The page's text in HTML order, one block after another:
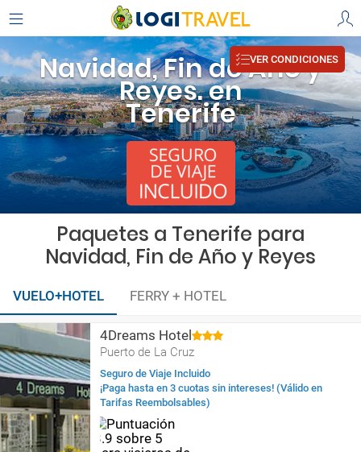
Navidad, Fin de Año y
Reyes. en
Tenerife
VER CONDICIONES
Paquetes a Tenerife para
Navidad, Fin de Año y Reyes
VUELO+HOTEL FERRY + HOTEL
4Dreams Hotel
Puerto de La Cruz
Seguro de Viaje Incluido
¡Paga hasta en 3 cuotas sin intereses! (Válido en
Tarifas Reembolsables)